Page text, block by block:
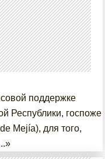
поддержке
Республики, госпоже
Mejía), для того,